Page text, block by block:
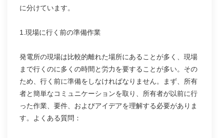
に分けています。
1.現場に行く前の準備作業
発電所の現場は比較的離れた場所にあることが多く、現場
まで行くのに多くの時間と労力を要することが多い。その
ため、行く前に準備をしなければなりません。まず、所有
者と簡単なコミュニケーションを取り、所有者が以前に行
った作業、要件、およびアイデアを理解する必要がありま
す。よくある質問：